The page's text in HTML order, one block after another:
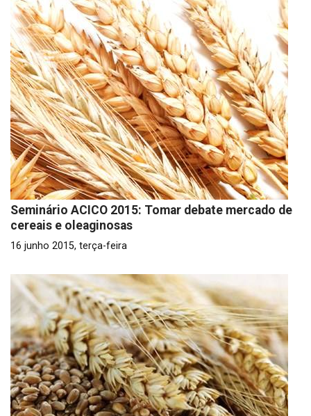
Seminário ACICO 2015: Tomar debate mercado de
cereais e oleaginosas
16 junho 2015, terça-feira